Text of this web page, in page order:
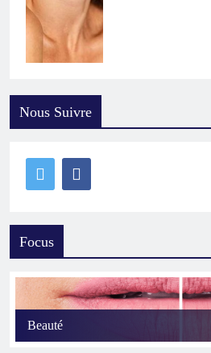
Nous Suivre
Focus
Beauté